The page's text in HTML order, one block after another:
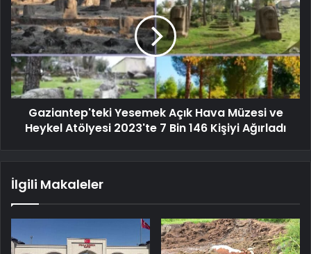
Gaziantep'teki Yesemek Açık Hava Müzesi ve
Heykel Atölyesi 2023'te 7 Bin 146 Kişiyi Ağırladı
İlgili Makaleler